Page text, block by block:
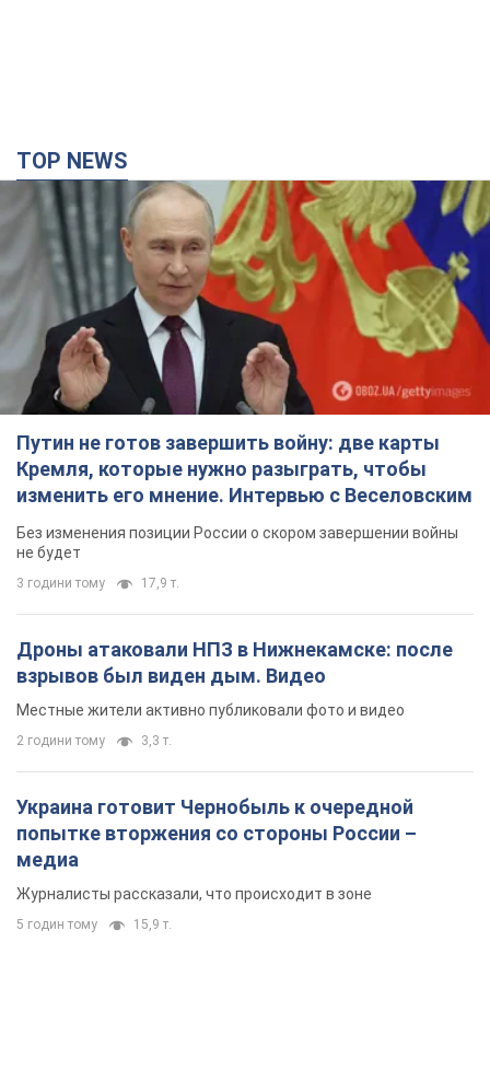
TOP NEWS
Путин не готов завершить войну: две карты
Кремля, которые нужно разыграть, чтобы
изменить его мнение. Интервью с Веселовским
Без изменения позиции России о скором завершении войны
не будет
3 години тому 17,9 т.
Дроны атаковали НПЗ в Нижнекамске: после
взрывов был виден дым. Видео
Местные жители активно публиковали фото и видео
2 години тому 3,3 т.
Украина готовит Чернобыль к очередной
попытке вторжения со стороны России –
медиа
Журналисты рассказали, что происходит в зоне
5 годин тому 15,9 т.